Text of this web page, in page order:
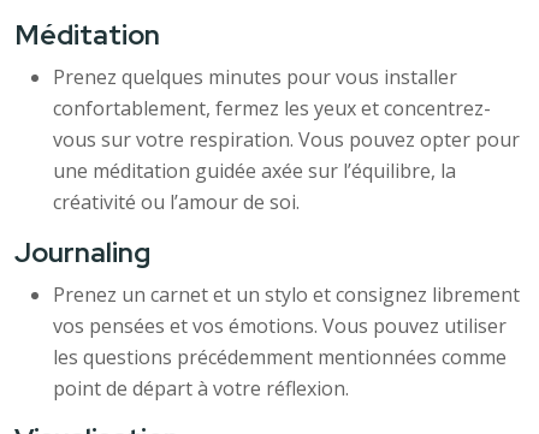
Méditation
Prenez quelques minutes pour vous installer
confortablement, fermez les yeux et concentrez-
vous sur votre respiration. Vous pouvez opter pour
une méditation guidée axée sur l’équilibre, la
créativité ou l’amour de soi.
Journaling
Prenez un carnet et un stylo et consignez librement
vos pensées et vos émotions. Vous pouvez utiliser
les questions précédemment mentionnées comme
point de départ à votre réflexion.